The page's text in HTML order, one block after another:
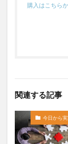
購入はこちら
関連する記事
今日から実